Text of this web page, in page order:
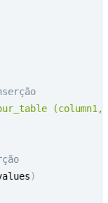
(column1,
)